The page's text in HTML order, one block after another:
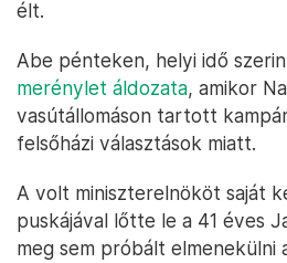
élt.
Abe pénteken, helyi idő
merénylet áldozata, amikor
vasútállomáson tartott
felsőházi választások miatt.
A volt miniszterelnököt saját
puskájával lőtte le a 41 éves
meg sem próbált elmenekülni